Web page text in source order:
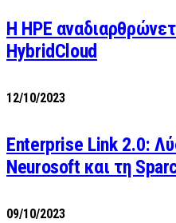
H HPE
HybridCloud
12/10/2023
Enterprise Link 2.0:
Neurosoft και τη
09/10/2023